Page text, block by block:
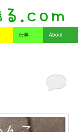
仕事 About